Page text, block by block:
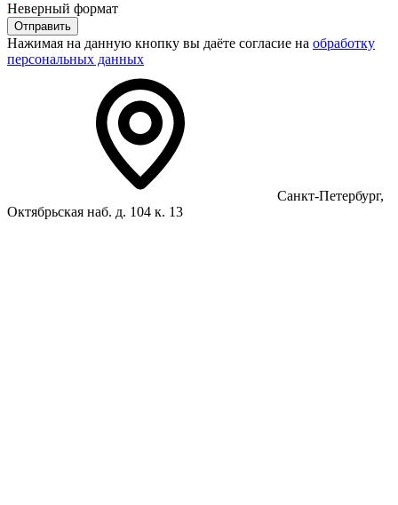
Неверный формат
Отправить
Нажимая на данную кнопку вы даёте согласие на обработку
персональных данных
Санкт-Петербург,
Октябрьская наб. д. 104 к. 13